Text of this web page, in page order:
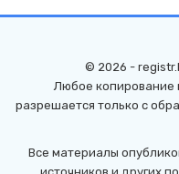
© 2026 -
Любое копирование
разрешается только с
Все материалы